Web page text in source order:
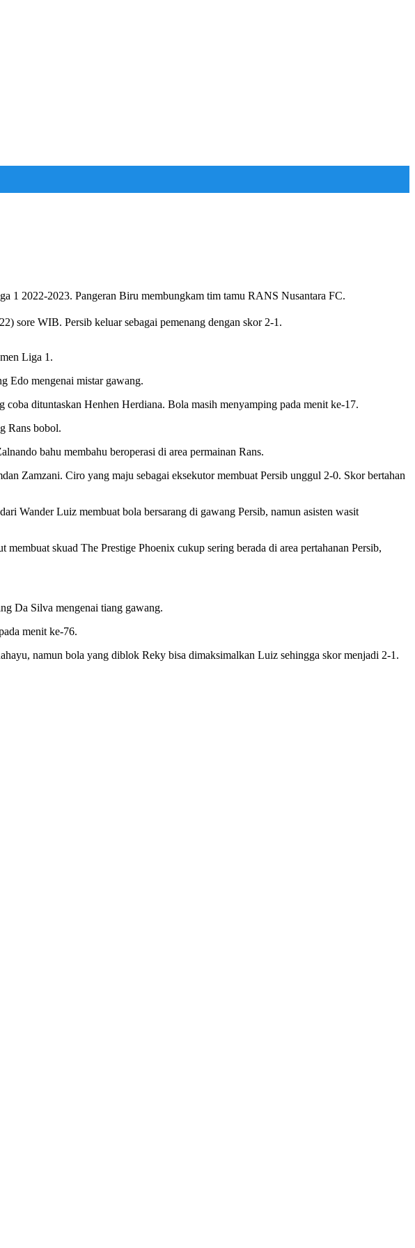
1 2022-2023. Pangeran Biru membungkam tim tamu RANS Nusantara FC.
sore WIB. Persib keluar sebagai pemenang dengan skor 2-1.
Liga 1.
Edo mengenai mistar gawang.
dituntaskan Henhen Herdiana. Bola masih menyamping pada menit ke-17.
Rans bobol.
bahu membahu beroperasi di area permainan Rans.
Zamzani. Ciro yang maju sebagai eksekutor membuat Persib unggul 2-0. Skor bertahan
Wander Luiz membuat bola bersarang di gawang Persib, namun asisten wasit
skuad The Prestige Phoenix cukup sering berada di area pertahanan Persib,
Da Silva mengenai tiang gawang.
menit ke-76.
namun bola yang diblok Reky bisa dimaksimalkan Luiz sehingga skor menjadi 2-1.